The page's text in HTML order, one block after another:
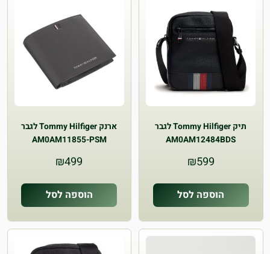
תיק Tommy Hilfiger לגבר
AM0AM12484BDS
₪599
הוספה לסל
ארנק Tommy Hilfiger לגבר
AM0AM11855-PSM
₪499
הוספה לסל